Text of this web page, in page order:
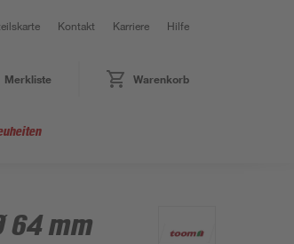
Kontakt Karriere Hilfe
Merkliste Warenkorb
64 mm